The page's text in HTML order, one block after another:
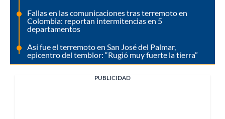
Fallas en las comunicaciones tras terremoto en
Colombia: reportan intermitencias en 5
departamentos
Así fue el terremoto en San José del Palmar,
epicentro del temblor: “Rugió muy fuerte la tierra”
PUBLICIDAD